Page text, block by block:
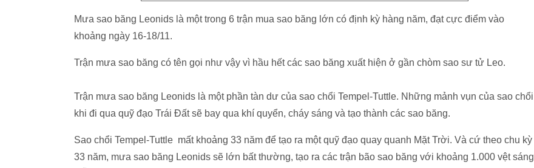
Mưa sao băng Leonids là một trong 6 trận mua sao băng lớn có định kỳ hàng năm, đạt cực điểm vào
khoảng ngày 16-18/11.
Trận mưa sao băng có tên gọi như vậy vì hầu hết các sao băng xuất hiện ở gần chòm sao sư tử Leo.
Trận mưa sao băng Leonids là một phần tàn dư của sao chổi Tempel-Tuttle. Những mảnh vụn của sao chổi
khi đi qua quỹ đạo Trái Đất sẽ bay qua khí quyển, cháy sáng và tạo thành các sao băng.
Sao chổi Tempel-Tuttle mất khoảng 33 năm để tạo ra một quỹ đạo quay quanh Mặt Trời. Và cứ theo chu kỳ
33 năm, mưa sao băng Leonids sẽ lớn bất thường, tạo ra các trận bão sao băng với khoảng 1.000 vệt sáng